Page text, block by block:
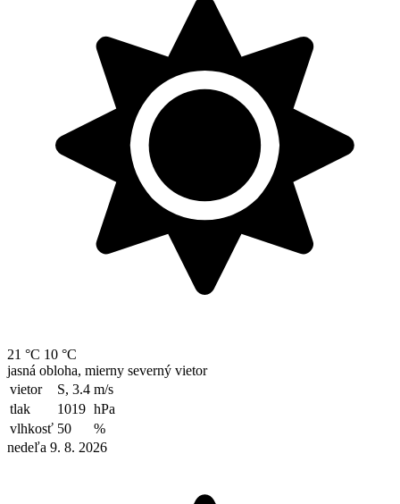
21 °C 10 °C
jasná obloha, mierny severný vietor
vietor
S, 3.4 m/s
tlak
1019 hPa
vlhkosť 50
%
nedeľa 9. 8. 2026